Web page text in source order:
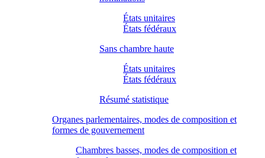
États unitaires
États fédéraux
Sans chambre haute
États unitaires
États fédéraux
Résumé statistique
Organes parlementaires, modes de composition et
formes de gouvernement
Chambres basses, modes de composition et